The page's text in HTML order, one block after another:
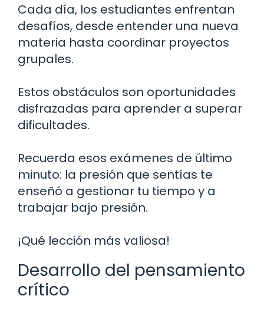
Cada día, los estudiantes enfrentan
desafíos, desde entender una nueva
materia hasta coordinar proyectos
grupales.
Estos obstáculos son oportunidades
disfrazadas para aprender a superar
dificultades.
Recuerda esos exámenes de último
minuto: la presión que sentías te
enseñó a gestionar tu tiempo y a
trabajar bajo presión.
¡Qué lección más valiosa!
Desarrollo del pensamiento
crítico